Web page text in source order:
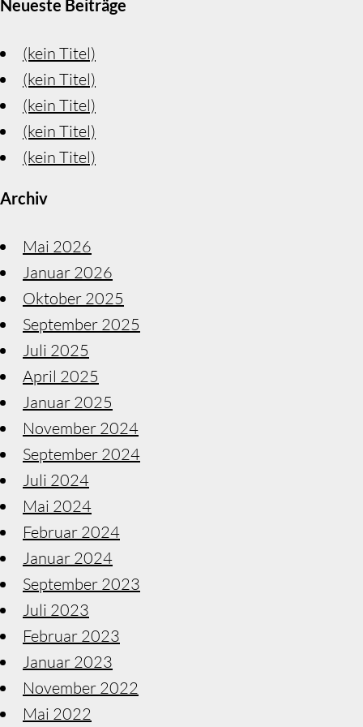
Neueste Beiträge
(kein Titel)
(kein Titel)
(kein Titel)
(kein Titel)
(kein Titel)
Archiv
Mai 2026
Januar 2026
Oktober 2025
September 2025
Juli 2025
April 2025
Januar 2025
November 2024
September 2024
Juli 2024
Mai 2024
Februar 2024
Januar 2024
September 2023
Juli 2023
Februar 2023
Januar 2023
November 2022
Mai 2022